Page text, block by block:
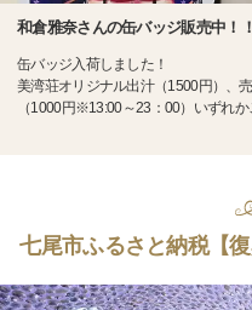
和倉雅奈さんの缶バッジ販売中！
缶バッジ入荷しました！
美湾荘オリジナル出汁（1500円）、
（1000円※13:00～23：00）いずれか
七尾市ふるさと納税【